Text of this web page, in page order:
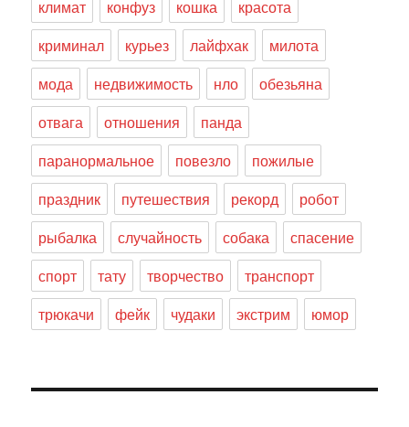
климат
конфуз кошка
красота
криминал
курьез лайфхак
милота
мода
недвижимость нло
обезьяна
отвага
отношения
панда
паранормальное
повезло
пожилые
праздник
путешествия рекорд
робот
рыбалка
случайность собака
спасение
спорт
тату творчество
транспорт
трюкачи
фейк чудаки экстрим юмор